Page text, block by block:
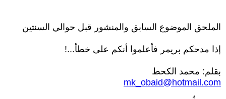
الملحق الموضوع السابق والمنشور قبل حوالي السنتين
إذا مدحكم بريمر فأعلموا أنكم على خطأ...!
بقلم: محمد الكحط
mk_obaid@hotmail.com